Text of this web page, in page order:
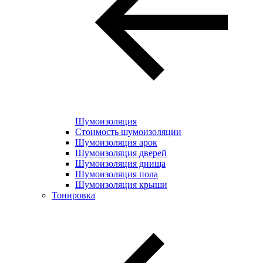
Шумоизоляция
Стоимость шумоизоляции
Шумоизоляция арок
Шумоизоляция дверей
Шумоизоляция днища
Шумоизоляция пола
Шумоизоляция крыши
Тонировка